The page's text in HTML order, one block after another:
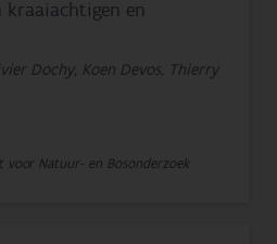
en
Dochy, Koen Devos, Thierry
Natuur- en Bosonderzoek